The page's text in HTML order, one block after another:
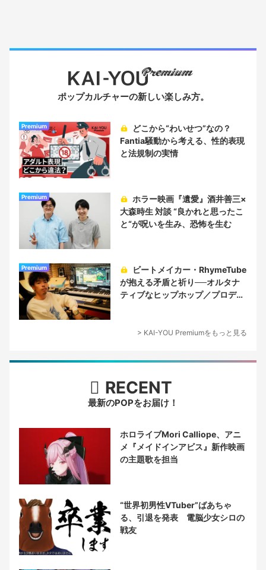
ポップカルチャーの新しい楽しみ方。
Premium
Fantia騒動から考える、性的表現
と法規制の実情
Premium
大森時生 対談 “良かれと思ったこ
と“が呪いを生み、恐怖を生む
Premium
が抱える矛盾と祈り──オルタナ
ティブなヒップホップ／プロデュ
> KAI-YOU Premiumをもっと見る
RECENT
最新のPOPをお届け！
ホロライブMori Calliope、アニ
メ『メイドインアビス』新作映画
の主題歌を担当
“世界初男性VTuber”ばあちゃ
る、引退を発表 電脳少女シロの
戦友